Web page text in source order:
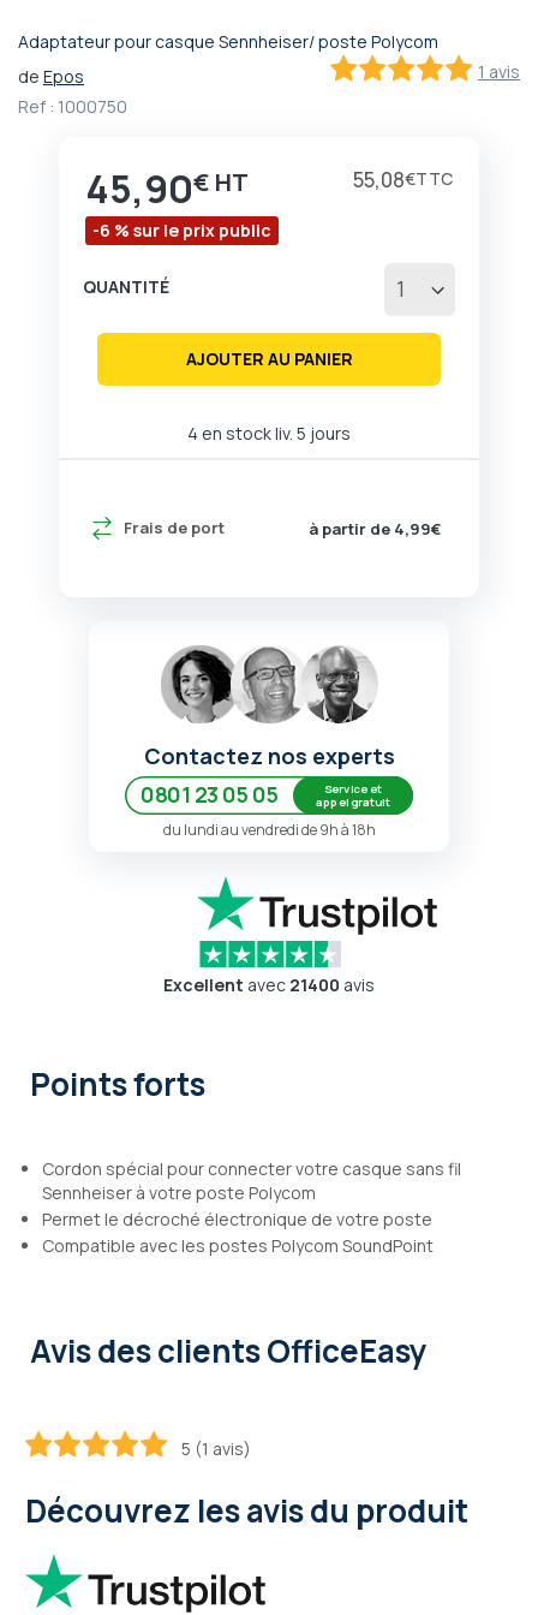
Adaptateur pour casque Sennheiser/ poste Polycom
1 avis
de Epos
Ref : 1000750
Prix
45,90€ 55,08€
-6 % sur le prix public
4 en stock liv. 5 jours
Frais de port à partir de 4,99€
QUANTITÉ
AJOUTER AU PANIER
Passer
au
début
d’images
Contactez nos experts
0801 23 05 05
Service et
appel gratuit
du lundi au vendredi de 9h à 18h
Excellent avec 21400 avis
Points forts
Cordon spécial pour connecter votre casque sans fil
Sennheiser à votre poste Polycom
Permet le décroché électronique de votre poste
Compatible avec les postes Polycom SoundPoint
Avis des clients OfficeEasy
5 (1 avis)
Découvrez les avis du produit